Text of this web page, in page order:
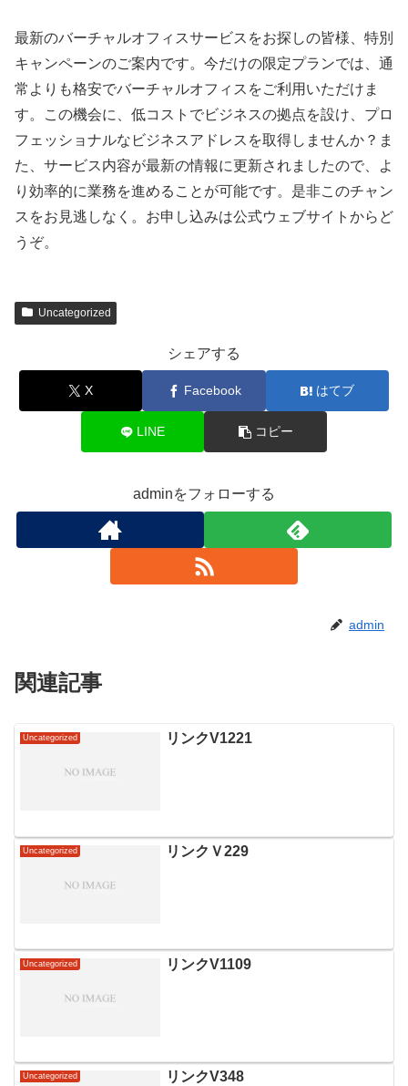
最新のバーチャルオフィスサービスをお探しの皆様、特別
キャンペーンのご案内です。今だけの限定プランでは、通
常よりも格安でバーチャルオフィスをご利用いただけま
す。この機会に、低コストでビジネスの拠点を設け、プロ
フェッショナルなビジネスアドレスを取得しませんか？ま
た、サービス内容が最新の情報に更新されましたので、よ
り効率的に業務を進めることが可能です。是非このチャン
スをお見逃しなく。お申し込みは公式ウェブサイトからど
うぞ。
Uncategorized
シェアする
X Facebook はてブ
LINE コピー
adminをフォローする
admin
関連記事
Uncategorized リンクV1221
Uncategorized リンクＶ229
Uncategorized リンクV1109
Uncategorized リンクV348